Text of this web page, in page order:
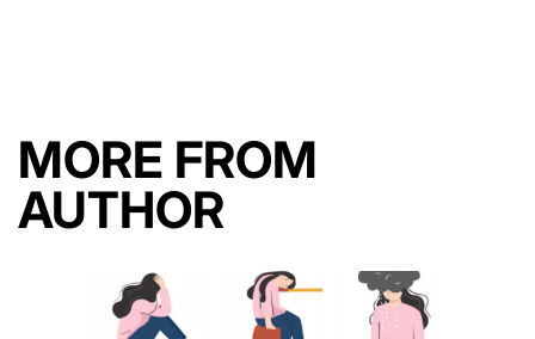
MORE FROM
AUTHOR